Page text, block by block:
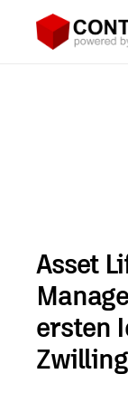
IT-Systeme
Training
Veranstaltungen
Asset
ersten
Zwilling